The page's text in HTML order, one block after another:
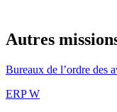
Autres
Bureaux de l’ordre des
ERP W